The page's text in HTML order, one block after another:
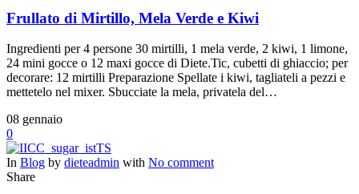
Frullato di Mirtillo, Mela Verde e Kiwi
Ingredienti per 4 persone 30 mirtilli, 1 mela verde, 2 kiwi, 1 limone,
24 mini gocce o 12 maxi gocce di Diete.Tic, cubetti di ghiaccio; per
decorare: 12 mirtilli Preparazione Spellate i kiwi, tagliateli a pezzi e
mettetelo nel mixer. Sbucciate la mela, privatela del…
08 gennaio
0
In Blog by dieteadmin with No comment
Share